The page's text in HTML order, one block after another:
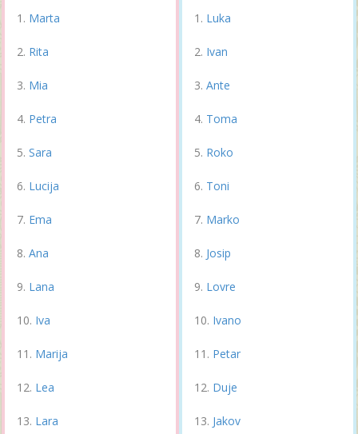
Marta
Rita
Mia
Petra
Sara
Lucija
Ema
Ana
Lana
Iva
Marija
Lea
Lara
Luka
Ivan
Ante
Toma
Roko
Toni
Marko
Josip
Lovre
Ivano
Petar
Duje
Jakov